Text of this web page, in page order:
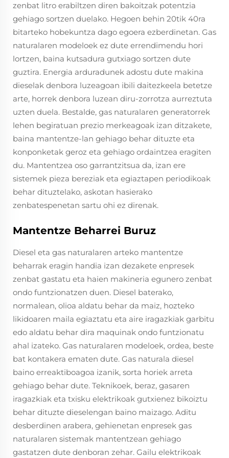
zenbat litro erabiltzen diren bakoitzak potentzia
gehiago sortzen duelako. Hegoen behin 20tik 40ra
bitarteko hobekuntza dago egoera ezberdinetan. Gas
naturalaren modeloek ez dute errendimendu hori
lortzen, baina kutsadura gutxiago sortzen dute
guztira. Energia arduradunek adostu dute makina
dieselak denbora luzeagoan ibili daitezkeela betetze
arte, horrek denbora luzean diru-zorrotza aurreztuta
uzten duela. Bestalde, gas naturalaren generatorrek
lehen begiratuan prezio merkeagoak izan ditzakete,
baina mantentze-lan gehiago behar dituzte eta
konponketak geroz eta gehiago ordaintzea eragiten
du. Mantentzea oso garrantzitsua da, izan ere
sistemek pieza bereziak eta egiaztapen periodikoak
behar dituztelako, askotan hasierako
zenbatespenetan sartu ohi ez direnak.
Mantentze Beharrei Buruz
Diesel eta gas naturalaren arteko mantentze
beharrak eragin handia izan dezakete enpresek
zenbat gastatu eta haien makineria egunero zenbat
ondo funtzionatzen duen. Diesel baterako,
normalean, olioa aldatu behar da maiz, hozteko
likidoaren maila egiaztatu eta aire iragazkiak garbitu
edo aldatu behar dira maquinak ondo funtzionatu
ahal izateko. Gas naturalaren modeloek, ordea, beste
bat kontakera ematen dute. Gas naturala diesel
baino erreaktiboagoa izanik, sorta horiek arreta
gehiago behar dute. Teknikoek, beraz, gasaren
iragazkiak eta txisku elektrikoak gutxienez bikoiztu
behar dituzte dieselengan baino maizago. Aditu
desberdinen arabera, gehienetan enpresek gas
naturalaren sistemak mantentzean gehiago
gastatzen dute denboran zehar. Gailu elektrikoak